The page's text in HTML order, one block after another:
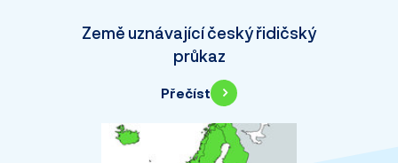
Země uznávající český řidičský
průkaz
Přečíst